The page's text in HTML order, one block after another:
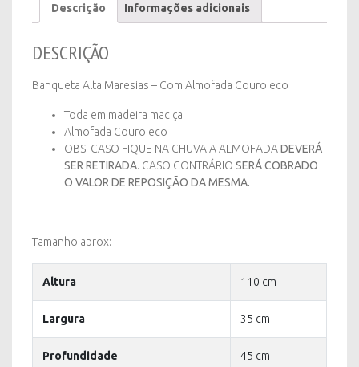
Couro
eco
Descrição Informações adicionais
DESCRIÇÃO
Banqueta Alta Maresias – Com Almofada Couro eco
Toda em madeira maciça
Almofada Couro eco
OBS: CASO FIQUE NA CHUVA A ALMOFADADEVERÁ
SER RETIRADA. CASO CONTRÁRIO SERÁ COBRADO
O VALOR DE REPOSIÇÃO DA MESMA.
Tamanho aprox:
Altura 110 cm
Largura 35 cm
Profundidade 45 cm